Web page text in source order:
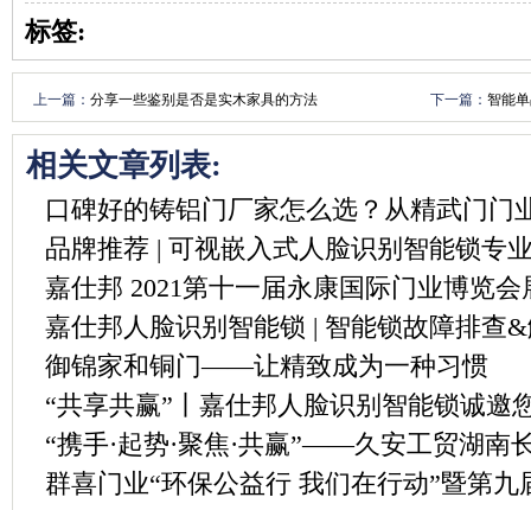
标签:
上一篇： 分享一些鉴别是否是实木家具的方法​ 下一篇： 智能
相关文章列表:
口碑好的铸铝门厂家怎么选？从精武门门
品牌推荐 | 可视嵌入式人脸识别智能锁
嘉仕邦 2021第十一届永康国际门业博览会
嘉仕邦人脸识别智能锁 | 智能锁故障排查
御锦家和铜门——让精致成为一种习惯
“共享共赢”丨嘉仕邦人脸识别智能锁诚邀
“携手·起势·聚焦·共赢”——久安工贸湖南
群喜门业“环保公益行 我们在行动”暨第